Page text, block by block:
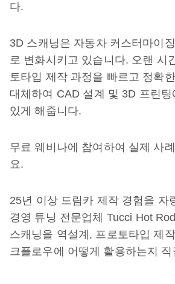
다.
3D 스캐닝은 자동차 커스터마이
로 변화시키고 있습니다. 오랜 시
토타입 제작 과정을 빠르고 정확
대체하여 CAD 설계 및 3D 프린
있게 해줍니다.
무료 웨비나에 참여하여 실제 사
요.
25년 이상 드림카 제작 경험을 자
경영 튜닝 전문업체 Tucci Hot
스캐닝을 역설계, 프로토타입 제
크플로우에 어떻게 활용하는지